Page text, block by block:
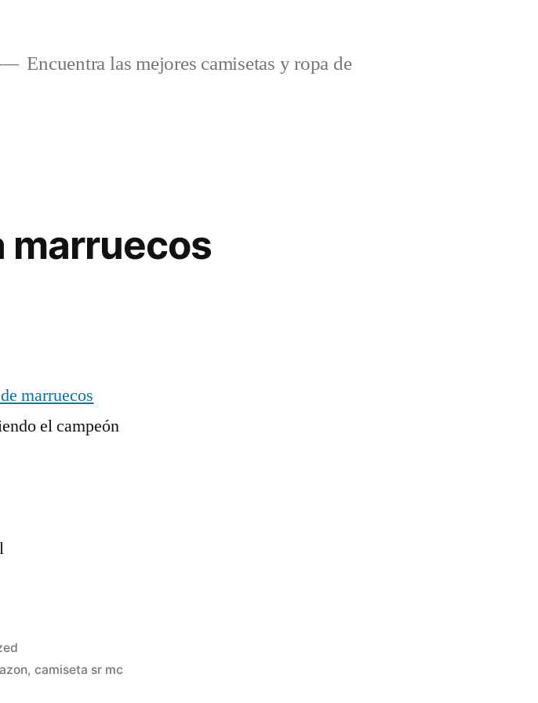
Encuentra las mejores camisetas y ropa de
marruecos
marruecos
el campeón
,camiseta sr mc